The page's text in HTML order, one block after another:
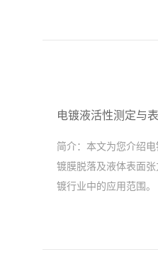
电镀液活性测定与
简介： 本文为您介绍
镀膜脱落及液体表面
镀行业中的应用范围。